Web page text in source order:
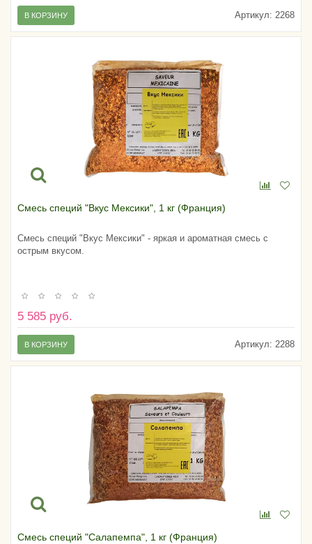
Артикул: 2268
В КОРЗИНУ
Смесь специй "Вкус Мексики", 1 кг (Франция)
Смесь специй "Вкус Мексики" - яркая и ароматная смесь с
острым вкусом.
5 585 руб.
Артикул: 2288
В КОРЗИНУ
Смесь специй "Салапемпа", 1 кг (Франция)